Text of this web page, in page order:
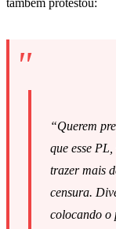
também protestou:
“Querem
que esse
trazer mais
censura.
colocando o